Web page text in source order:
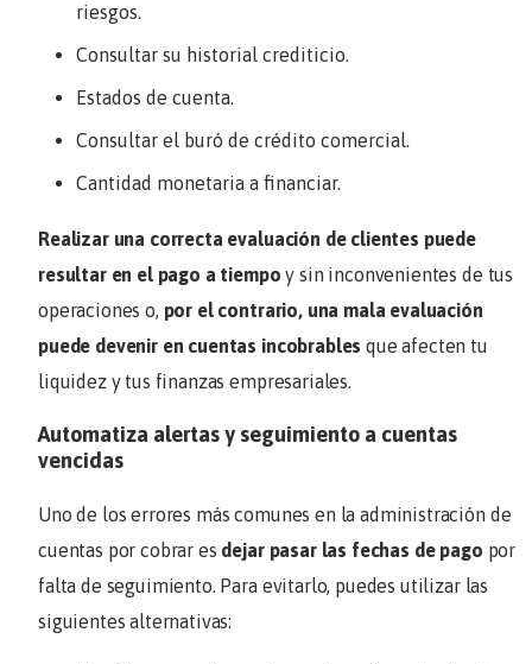
riesgos.
Consultar su historial crediticio.
Estados de cuenta.
Consultar el buró de crédito comercial.
Cantidad monetaria a financiar.
Realizar una correcta evaluación de clientes puede
resultar en el pago a tiempoy sin inconvenientes de tus
operaciones o, por el contrario, una mala evaluación
puede devenir en cuentas incobrables que afecten tu
liquidez y tus finanzas empresariales.
Automatiza alertas y seguimiento a cuentas
vencidas
Uno de los errores más comunes en la administración de
cuentas por cobrar es dejar pasar las fechas de pago por
falta de seguimiento. Para evitarlo, puedes utilizar las
siguientes alternativas: